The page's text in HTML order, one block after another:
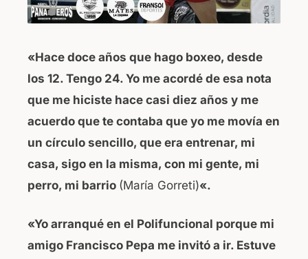
«Hace doce años que hago boxeo, desde
los 12. Tengo 24. Yo me acordé de esa nota
que me hiciste hace casi diez años y me
acuerdo que te contaba que yo me movía en
un círculo sencillo, que era entrenar, mi
casa, sigo en la misma, con mi gente, mi
perro, mi barrio (María Gorreti)«.
«Yo arranqué en el Polifuncional porque mi
amigo Francisco Pepa me invitó a ir. Estuve